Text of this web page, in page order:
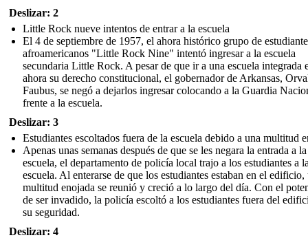
Deslizar: 2
Little Rock nueve intentos de entrar a la escuela
El 4 de septiembre de 1957, el ahora histórico grupo de
afroamericanos "Little Rock Nine" intentó ingresar a la escuela
secundaria Little Rock. A pesar de que ir a una escuela integrada
ahora su derecho constitucional, el gobernador de Arkansas,
Faubus, se negó a dejarlos ingresar colocando a la Guardia
frente a la escuela.
Deslizar: 3
Estudiantes escoltados fuera de la escuela debido a una multitud
Apenas unas semanas después de que se les negara la entrada a la
escuela, el departamento de policía local trajo a los estudiantes a
escuela. Al enterarse de que los estudiantes estaban en el edificio,
multitud enojada se reunió y creció a lo largo del día. Con el
de ser invadido, la policía escoltó a los estudiantes fuera del
su seguridad.
Deslizar: 4